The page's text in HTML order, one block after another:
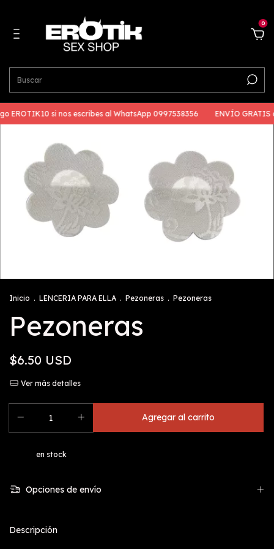
0
EROTIK10 si nos escribes al WhatsApp 0997538356 ENVÍO
Inicio . LENCERIA PARA ELLA . Pezoneras . Pezoneras
Pezoneras
$6.50 USD
Ver más detalles
en stock
Opciones de envío
Descripción